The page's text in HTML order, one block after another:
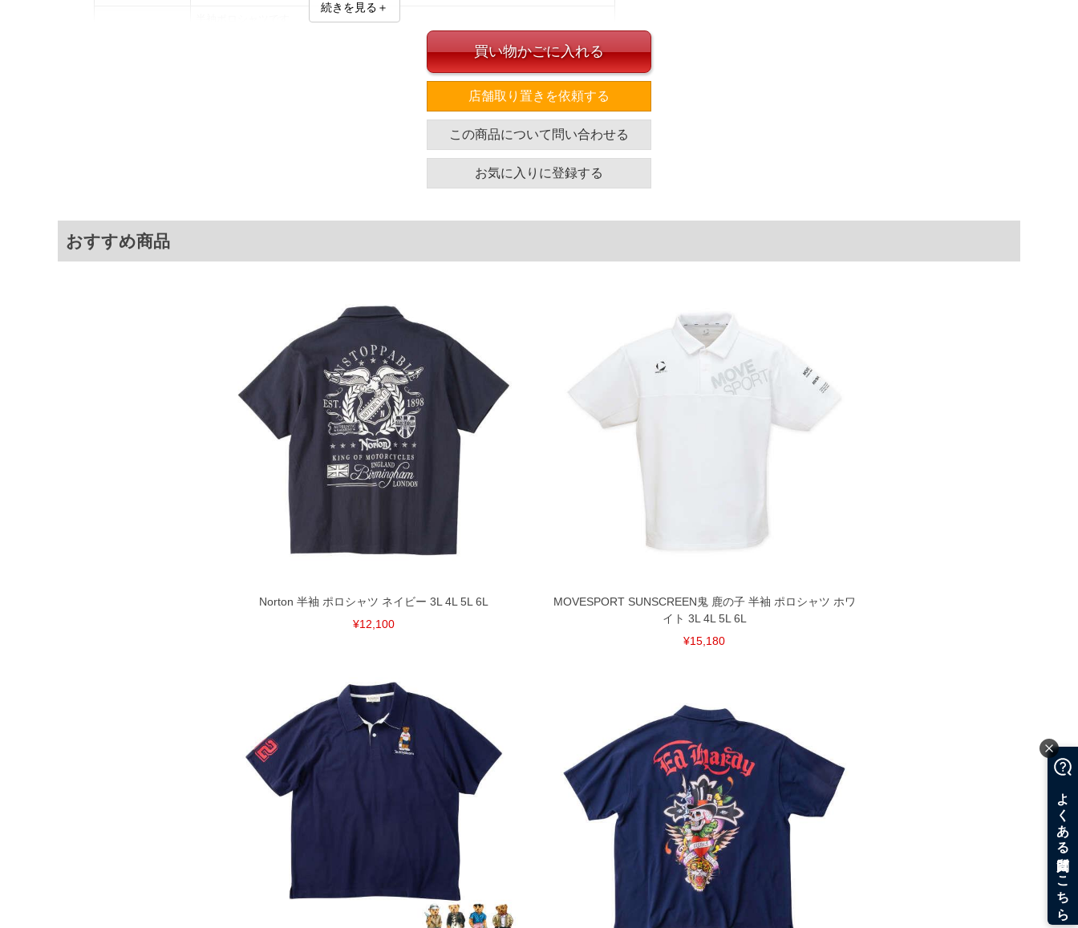
ジリジリした“熱さ”の原因である近赤外線をカットするサンスクリーン。
着るだけでウェア内の温度上昇を抑え、クーリング機能を発揮します。
SUNSCREEN〓／吸汗速乾／UVカット(UPF50+)／ストレッチ／プリント(ラバー)／ワッ
裾周り 肩幅 袖丈
4L
※商品によって若干のサイズの誤差がございます。また、お客様がご使用の環境（コンピュ
ータ画面）によって、商品の色味が若干異なる場合がございます。予めご了承ください。
※上記サイズが実際の商品に付いているタグのサイズ表記と異なる場合があります。お取り
扱い前に商品付属タグの記載もご確認下さい。
※当店での掲載商品は、実店鋪と在庫を共用しておりますので店頭での売り違い、店舗から
のお取り寄せ等により、お客様にご迷惑をお掛けしてしまう場合がございます。そのような
ことがない様最大限に努めておりますが、もしあった場合速やかにご連絡させて頂きますの
で予めご了承ください。
※【ボトムの裾上げをご希望の場合】
備考欄に股下●cmとご記入下さい。（裾上げ無料対象商品は1本につき税込6,000円以上の品
が対象。1本5,999円以下の商品は有料（500円+税）となります。）
出荷まで約1週間～20日間程お時間を頂く場合がございます。
尚、裾上げした商品は返品・交換不可となりますので、予めご了承下さい。
返品交換希望の方は、商品到着後1週間以内にご連絡ください。
続きを見る＋
買い物かごに入れる
店舗取り置きを依頼する
この商品について問い合わせる
お気に入りに登録する
おすすめ商品
Norton 半袖 ポロシャツ ネイビー 3L 4L 5L 6L
¥12,100
MOVESPORT SUNSCREEN鬼 鹿の子 半袖 ポロシャツ ホワ
イト 3L 4L 5L 6L
¥15,180